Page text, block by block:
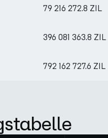
79 216 272.8 ZIL
396 081 363.8 ZIL
792 162 727.6 ZIL